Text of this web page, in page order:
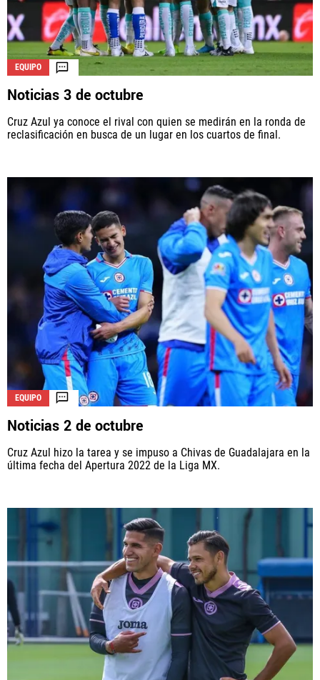
EQUIPO
Noticias 3 de octubre
Cruz Azul ya conoce el rival con quien se medirán en la ronda de
reclasificación en busca de un lugar en los cuartos de final.
EQUIPO
Noticias 2 de octubre
Cruz Azul hizo la tarea y se impuso a Chivas de Guadalajara en la
última fecha del Apertura 2022 de la Liga MX.